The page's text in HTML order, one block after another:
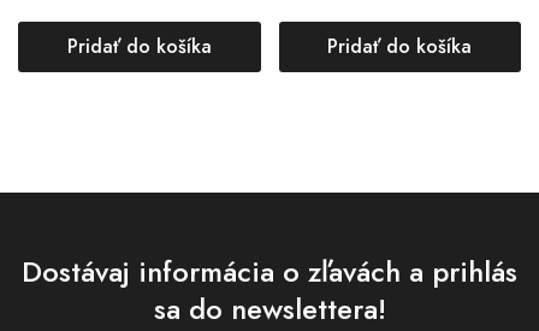
Pridať do košíka Pridať do košíka
Dostávaj informácia o zľavách a prihlás
sa do newslettera!